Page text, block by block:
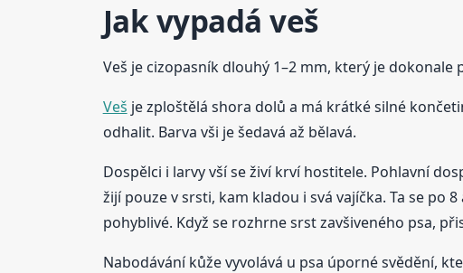
Jak vypadá veš
Veš je cizopasník dlouhý 1–2 mm, který je
Veš je zploštělá shora dolů a má krátké silné
odhalit. Barva vši je šedavá až bělavá.
Dospělci i larvy vší se živí krví hostitele. Pohlavní
žijí pouze v srsti, kam kladou i svá vajíčka. Ta se po
pohyblivé. Když se rozhrne srst zavšiveného psa,
Nabodávání kůže vyvolává u psa úporné svědění,